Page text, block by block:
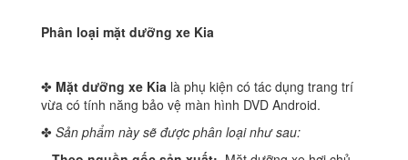
Phân loại mặt dưỡng xe Kia
✤ Mặt dưỡng xe Kia là phụ kiện có tác dụng trang trí
vừa có tính năng bảo vệ màn hình DVD Android.
✤ Sản phẩm này sẽ được phân loại như sau: